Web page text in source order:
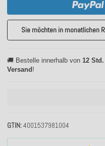
GTIN 4001537981004
Sie möchten in monatlichen
🚚 Bestelle innerhalb von 12
Versand!